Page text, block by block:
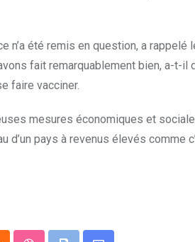
n’a été remis en question, a
fait remarquablement bien, a-t-
faire vacciner.
mesures économiques et
d’un pays à revenus élevés comme